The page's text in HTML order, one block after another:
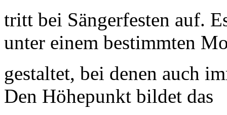
tritt bei Sängerfesten auf.
unter einem bestimmten
gestaltet, bei denen auch
Den Höhepunkt bildet das